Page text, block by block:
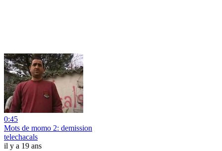
0:45
Mots de momo 2: demission
telechacals
il y a 19 ans